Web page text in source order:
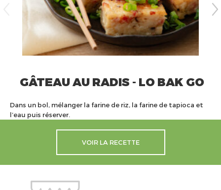
GÂTEAU AU RADIS - LO BAK GO
Dans un bol, mélanger la farine de riz, la farine de tapioca et
l’eau puis réserver.
VOIR LA RECETTE